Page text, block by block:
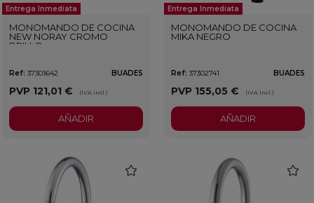
Entrega Inmediata
MONOMANDO DE COCINA
NEW NORAY CROMO
BRILLO
Ref: 37301642 BUADES
PVP 121,01 € (IVA incl.)
AÑADIR
Entrega Inmediata
MONOMANDO DE COCINA
MIKA NEGRO
Ref: 37302741 BUADES
PVP 155,05 € (IVA incl.)
AÑADIR